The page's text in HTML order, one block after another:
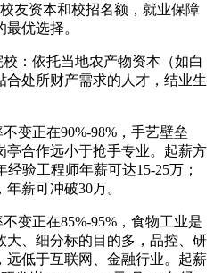
友资本和校招名额，就业保障
优选择。
：依托当地农产物资本（如白
处所财产需求的人才，结业生
正在90%-98%，手艺壁垒
亭合作远小于抢手专业。起薪方
经验工程师年薪可达15-25万；
薪可冲破30万。
正在85%-95%，食物工业是
大、细分标的目的多，品控、研
远低于互联网、金融行业。起薪